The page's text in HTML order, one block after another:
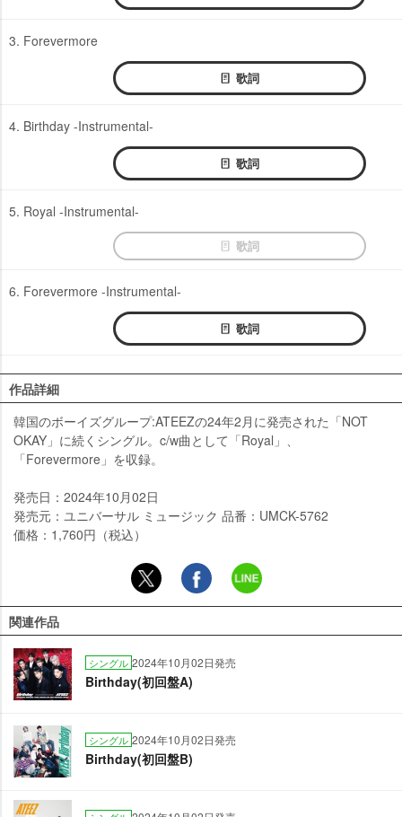
3. Forevermore
歌詞
4. Birthday -Instrumental-
歌詞
5. Royal -Instrumental-
歌詞
6. Forevermore -Instrumental-
歌詞
作品詳細
韓国のボーイズグループ:ATEEZの24年2月に発売された「NOT
OKAY」に続くシングル。c/w曲として「Royal」、
「Forevermore」を収録。
発売日：2024年10月02日
発売元：ユニバーサル ミュージック 品番：UMCK-5762
価格：1,760円（税込）
関連作品
シングル 2024年10月02日発売
Birthday(初回盤A)
シングル 2024年10月02日発売
Birthday(初回盤B)